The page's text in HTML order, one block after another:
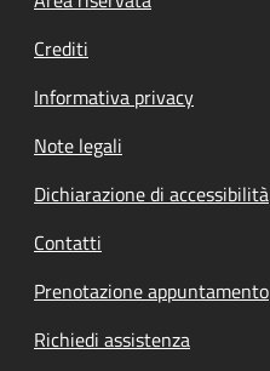
Crediti
Informativa privacy
Note legali
Dichiarazione di accessibilità
Contatti
Prenotazione appuntamento
Richiedi assistenza